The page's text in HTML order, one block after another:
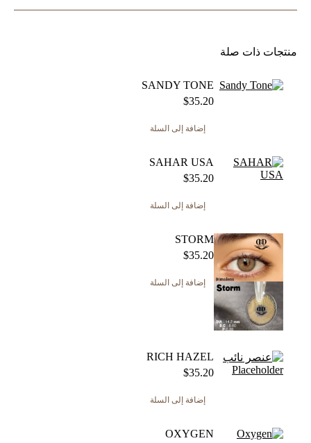
منتجات ذات صلة
SANDY TONE
$35.20
إضافة إلى السلة
SAHAR USA
$35.20
إضافة إلى السلة
STORM
$35.20
إضافة إلى السلة
RICH HAZEL
$35.20
إضافة إلى السلة
OXYGEN